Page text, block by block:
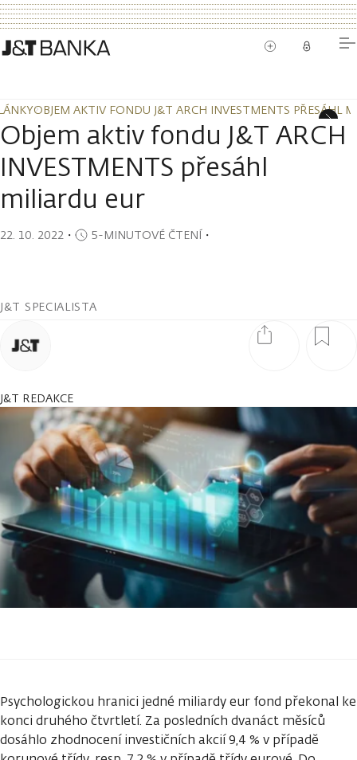
OBJEM AKTIV FONDU J&T ARCH INVESTMENTS PŘESÁHL
OBJEM AKTIV FONDU J&T ARCH INVESTMENTS PŘESÁHL
Objem aktiv fondu J&T ARCH
INVESTMENTS přesáhl
miliardu eur
22. 10. 2022 ・ 5-MINUTOVÉ ČTENÍ・
J&T SPECIALISTA
J&T REDAKCE
Psychologickou hranici jedné miliardy eur fond překonal ke
konci druhého čtvrtletí. Za posledních dvanáct měsíců
dosáhlo zhodnocení investičních akcií 9,4 % v případě